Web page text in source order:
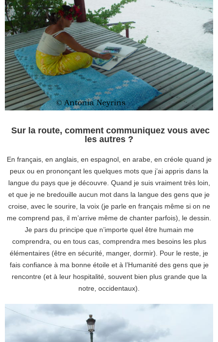
Sur la route, comment communiquez vous avec
les autres ?
En français, en anglais, en espagnol, en arabe, en créole quand je
peux ou en prononçant les quelques mots que j’ai appris dans la
langue du pays que je découvre. Quand je suis vraiment très loin,
et que je ne bredouille aucun mot dans la langue des gens que je
croise, avec le sourire, la voix (je parle en français même si on ne
me comprend pas, il m’arrive même de chanter parfois), le dessin.
Je pars du principe que n’importe quel être humain me
comprendra, ou en tous cas, comprendra mes besoins les plus
élémentaires (être en sécurité, manger, dormir). Pour le reste, je
fais confiance à ma bonne étoile et à l’Humanité des gens que je
rencontre (et à leur hospitalité, souvent bien plus grande que la
notre, occidentaux).